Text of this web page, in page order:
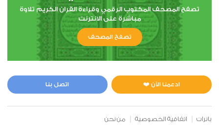
تصفح المصحف المكتوب الرقمي وقراءة القران الكريم تلاوة
مباشرة على الانترنت
تصفح المصحف
ادعمنا الآن ❤️ اتصل بنا
بانرات اتفاقية الخصوصية من نحن